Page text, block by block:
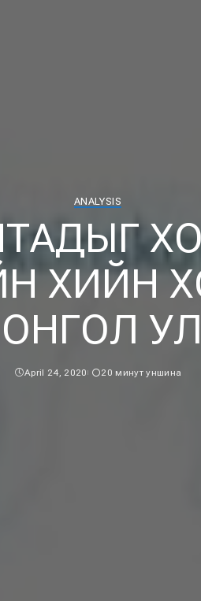
ANALYSIS
ХИЙН
April 24, 2020 20 минут уншина